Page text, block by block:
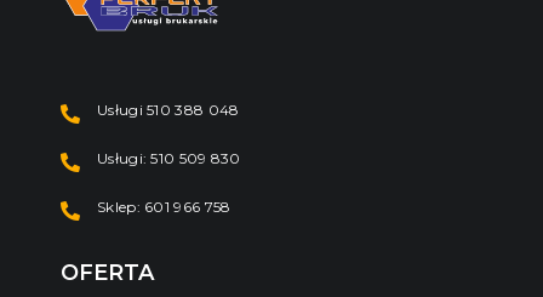
Usługi 510 388 048
Usługi: 510 509 830
Sklep: 601 966 758
OFERTA